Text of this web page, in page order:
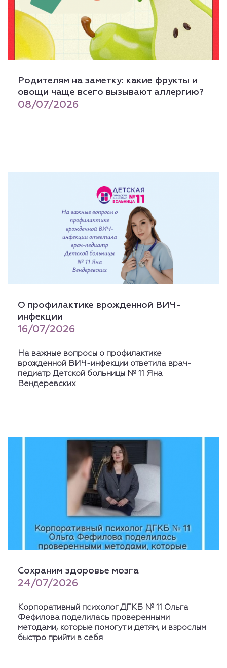
Родителям на заметку: какие фрукты и
овощи чаще всего вызывают аллергию?
08/07/2026
О профилактике врожденной ВИЧ-
инфекции
16/07/2026
На важные вопросы о профилактике
врожденной ВИЧ-инфекции ответила врач-
педиатр Детской больницы № 11 Яна
Вендеревских
Сохраним здоровье мозга
24/07/2026
Корпоративный психолог ДГКБ № 11 Ольга
Фефилова поделилась проверенными
методами, которые помогут и детям, и взрослым
быстро прийти в себя